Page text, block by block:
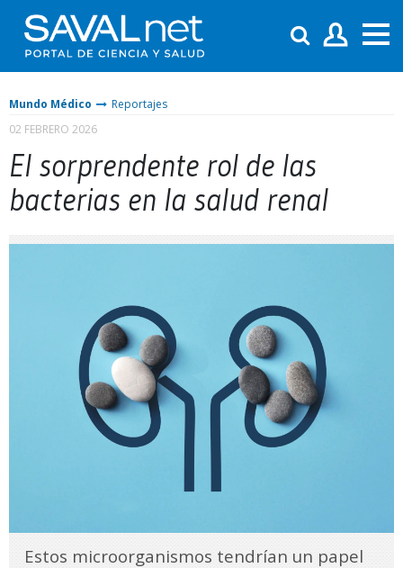
Mundo Médico
Reportajes
02 FEBRERO 2026
El sorprendente rol de las
bacterias en la salud renal
Estos microorganismos tendrían un papel